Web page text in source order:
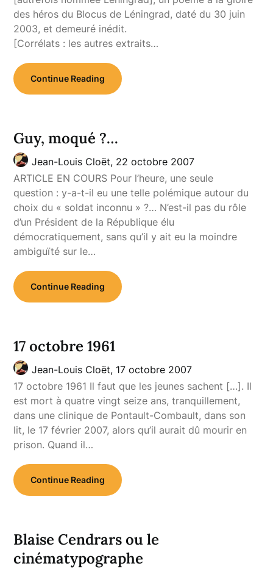
des héros du Blocus de Léningrad, daté du 30 juin
2003, et demeuré inédit.
[Corrélats : les autres extraits…
Continue Reading
Guy, moqué ?…
Jean-Louis Cloët, 22 octobre 2007
ARTICLE EN COURS Pour l’heure, une seule
question : y-a-t-il eu une telle polémique autour du
choix du « soldat inconnu » ?… N’est-il pas du rôle
d’un Président de la République élu
démocratiquement, sans qu’il y ait eu la moindre
ambiguïté sur le…
Continue Reading
17 octobre 1961
Jean-Louis Cloët, 17 octobre 2007
17 octobre 1961 Il faut que les jeunes sachent […]. Il
est mort à quatre vingt seize ans, tranquillement,
dans une clinique de Pontault-Combault, dans son
lit, le 17 février 2007, alors qu’il aurait dû mourir en
prison. Quand il…
Continue Reading
Blaise Cendrars ou le
cinématypographe